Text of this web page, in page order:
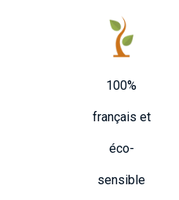
100%
français et
éco-
sensible